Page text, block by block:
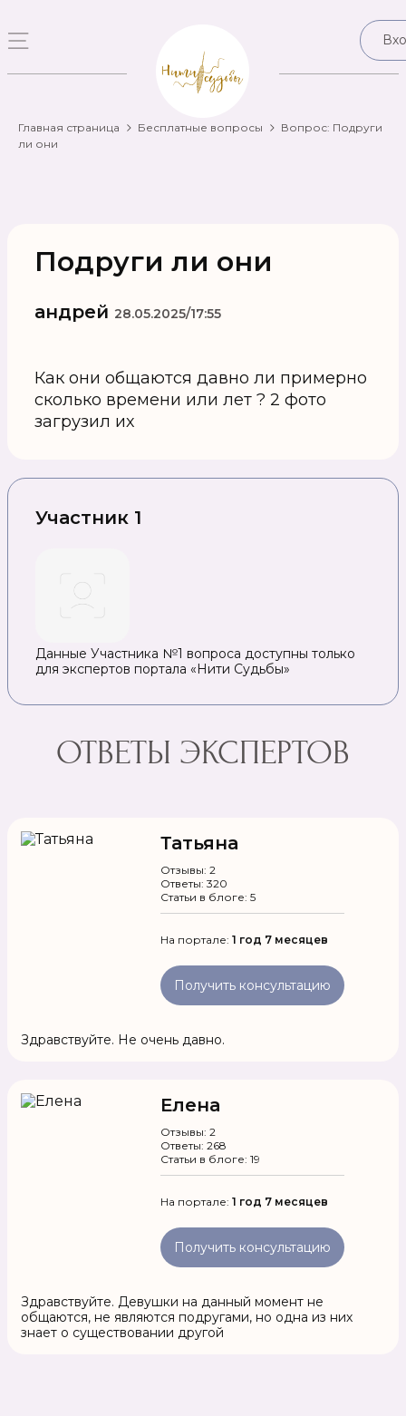
Главная страница Бесплатные вопросы
Вопрос: Подруги
ли они
Подруги ли они
андрей 28.05.2025/17:55
Как они общаются давно ли примерно
сколько времени или лет ? 2 фото
загрузил их
Участник 1
Данные Участника №1 вопроса доступны только
для экспертов портала «Нити Судьбы»
ОТВЕТЫ ЭКСПЕРТОВ
Татьяна
Отзывы: 2
Ответы: 320
Статьи в блоге: 5
На портале: 1 год 7 месяцев
Получить консультацию
Здравствуйте. Не очень давно.
Елена
Отзывы: 2
Ответы: 268
Статьи в блоге: 19
На портале: 1 год 7 месяцев
Получить консультацию
Здравствуйте. Девушки на данный момент не
общаются, не являются подругами, но одна из них
знает о существовании другой